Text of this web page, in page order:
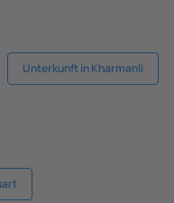
Unterkunft in Kharmanli